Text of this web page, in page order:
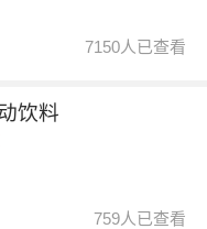
7150人已查看
饮料
759人已查看